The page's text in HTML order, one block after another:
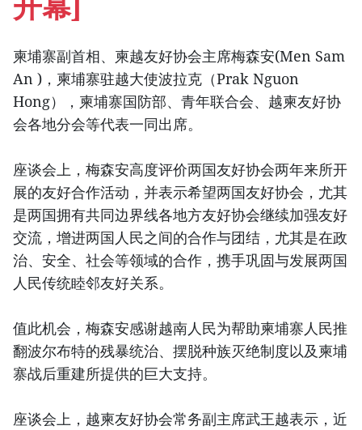
柬埔寨副首相、柬越友好协会主席梅森安(Men Sam
An )，柬埔寨驻越大使波拉克（Prak Nguon
Hong），柬埔寨国防部、青年联合会、越柬友好协
会各地分会等代表一同出席。
座谈会上，梅森安高度评价两国友好协会两年来所开
展的友好合作活动，并表示希望两国友好协会，尤其
是两国拥有共同边界线各地方友好协会继续加强友好
交流，增进两国人民之间的合作与团结，尤其是在政
治、安全、社会等领域的合作，携手巩固与发展两国
人民传统睦邻友好关系。
值此机会，梅森安感谢越南人民为帮助柬埔寨人民推
翻波尔布特的残暴统治、摆脱种族灭绝制度以及柬埔
寨战后重建所提供的巨大支持。
座谈会上，越柬友好协会常务副主席武王越表示，近